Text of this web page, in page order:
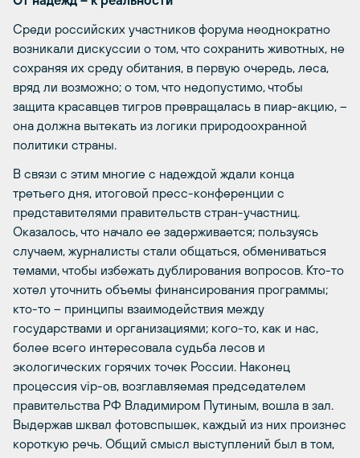
Среди российских участников форума неоднократно
возникали дискуссии о том, что сохранить животных, не
сохраняя их среду обитания, в первую очередь, леса,
вряд ли возможно; о том, что недопустимо, чтобы
защита красавцев тигров превращалась в пиар-акцию, –
она должна вытекать из логики природоохранной
политики страны.
В связи с этим многие с надеждой ждали конца
третьего дня, итоговой пресс-конференции с
представителями правительств стран-участниц.
Оказалось, что начало ее задерживается; пользуясь
случаем, журналисты стали общаться, обмениваться
темами, чтобы избежать дублирования вопросов. Кто-то
хотел уточнить объемы финансирования программы;
кто-то – принципы взаимодействия между
государствами и организациями; кого-то, как и нас,
более всего интересовала судьба лесов и
экологических горячих точек России. Наконец
процессия vip-ов, возглавляемая председателем
правительства РФ Владимиром Путиным, вошла в зал.
Выдержав шквал фотовспышек, каждый из них произнес
короткую речь. Общий смысл выступлений был в том,